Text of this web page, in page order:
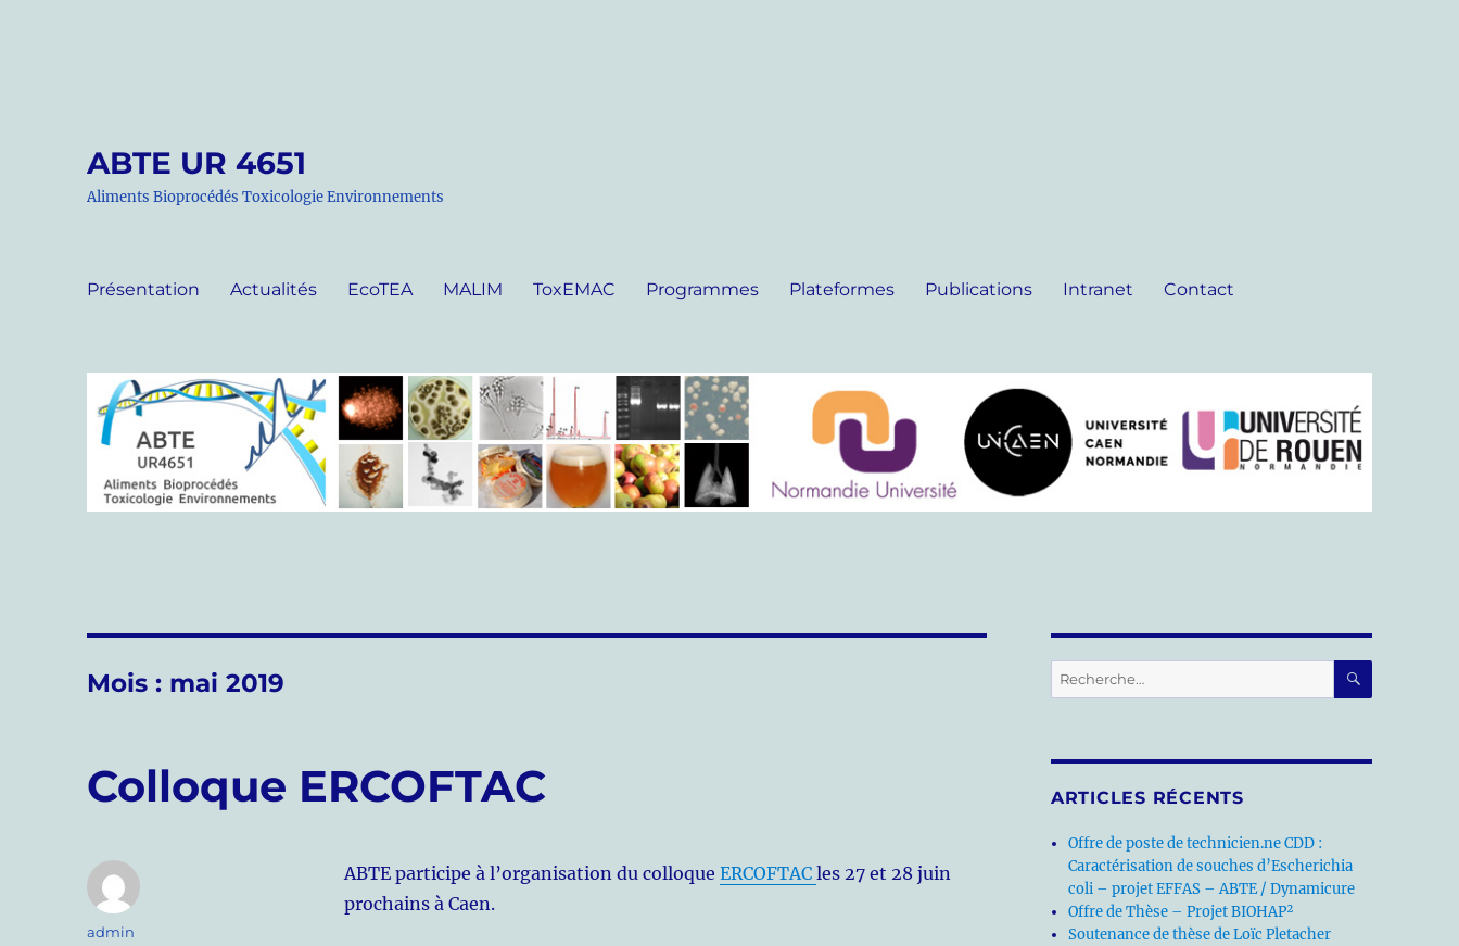
ABTE UR 4651
Aliments Bioprocédés Toxicologie Environnements
Présentation Actualités EcoTEA MALIM ToxEMAC Programmes Plateformes Publications Intranet Contact
Mois : mai 2019
Colloque ERCOFTAC
ABTE participe à l’organisation du colloque ERCOFTAC les 27 et 28 juin
prochains à Caen.
Auteur
admin
Recherche
pour :
ARTICLES RÉCENTS
Offre de poste de technicien.ne CDD :
Caractérisation de souches d’Escherichia
coli – projet EFFAS – ABTE / Dynamicure
Offre de Thèse – Projet BIOHAP²
Soutenance de thèse de Loïc Pletacher